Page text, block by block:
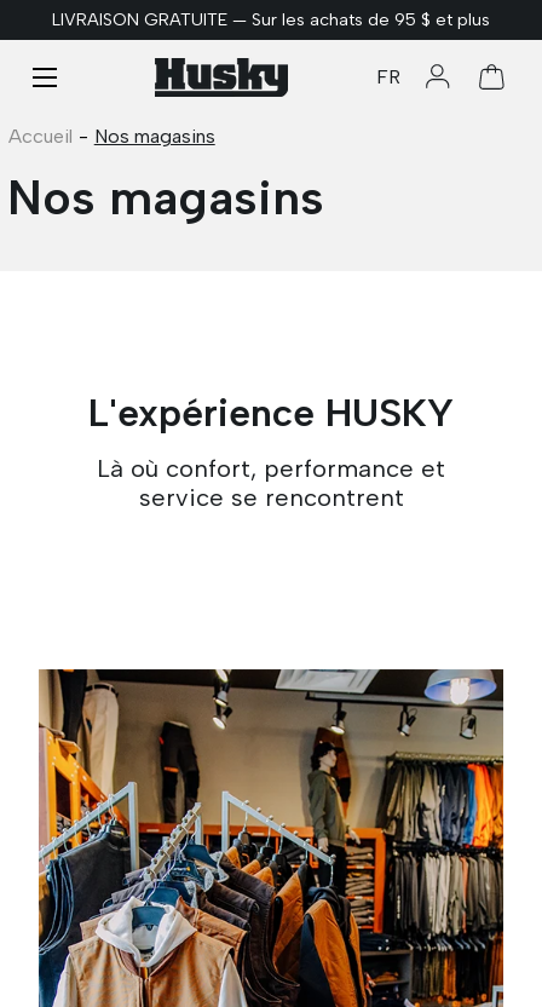
ALLER AU CONTENU
LIVRAISON GRATUITE — Sur les achats de 95 $ et plus
FR Se Panier
Menu
Accueil - Nos magasins
Nos magasins
L'expérience HUSKY
Là où confort, performance et
service se rencontrent